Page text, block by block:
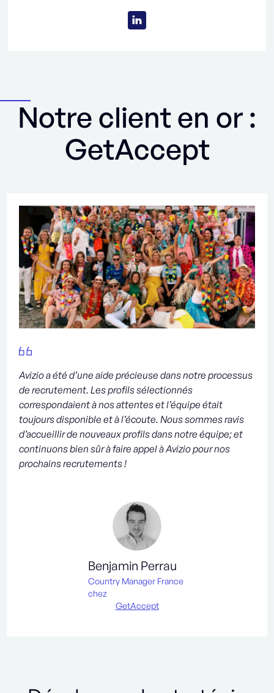
Notre client en or :
GetAccept
Avizio a été d’une aide précieuse dans notre processus
de recrutement. Les profils sélectionnés
correspondaient à nos attentes et l’équipe était
toujours disponible et à l’écoute. Nous sommes ravis
d’accueillir de nouveaux profils dans notre équipe; et
continuons bien sûr à faire appel à Avizio pour nos
prochains recrutements !
Benjamin Perrau
Country Manager France
chez
GetAccept